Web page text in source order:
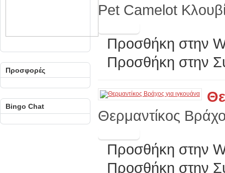
Προσφορές
Bingo Chat
Pet Camelot
Προσθήκη στην
Προσθήκη στην
Θερμαντίκος
Προσθήκη στην
Προσθήκη στην